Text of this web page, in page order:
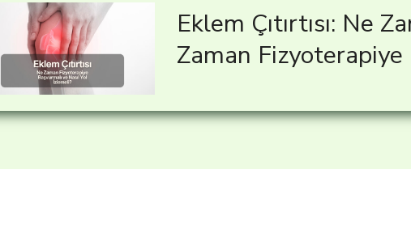
Eklem Çıtırtısı: Ne
Zaman Fizyoterapiye